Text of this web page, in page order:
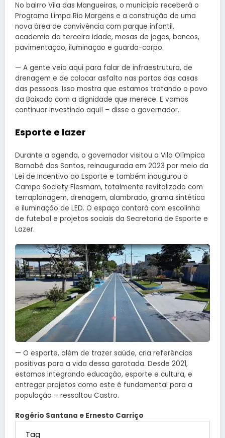
No bairro Vila das Mangueiras, o município receberá o
Programa Limpa Rio Margens e a construção de uma
nova área de convivência com parque infantil,
academia da terceira idade, mesas de jogos, bancos,
pavimentação, iluminação e guarda-corpo.
— A gente veio aqui para falar de infraestrutura, de
drenagem e de colocar asfalto nas portas das casas
das pessoas. Isso mostra que estamos tratando o povo
da Baixada com a dignidade que merece. E vamos
continuar investindo aqui! – disse o governador.
Esporte e lazer
Durante a agenda, o governador visitou a Vila Olímpica
Barnabé dos Santos, reinaugurada em 2023 por meio da
Lei de Incentivo ao Esporte e também inaugurou o
Campo Society Flesmam, totalmente revitalizado com
terraplanagem, drenagem, alambrado, grama sintética
e iluminação de LED. O espaço contará com escolinha
de futebol e projetos sociais da Secretaria de Esporte e
Lazer.
— O esporte, além de trazer saúde, cria referências
positivas para a vida dessa garotada. Desde 2021,
estamos integrando educação, esporte e cultura, e
entregar projetos como este é fundamental para a
população – ressaltou Castro.
Rogério Santana e Ernesto Carriço
Tag